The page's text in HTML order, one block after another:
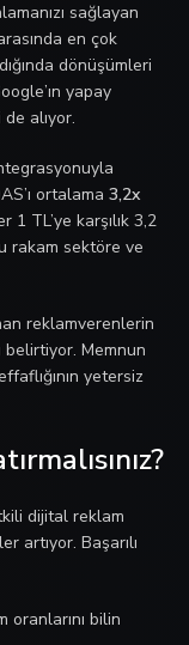
sağlayan
en çok
dönüşümleri
yapay
alıyor.
ortalama 3,2x
1 TL’ye karşılık 3,2
rakam sektöre ve
reklamverenlerin
Memnun
yetersiz
dijital reklam
artıyor. Başarılı
bilin